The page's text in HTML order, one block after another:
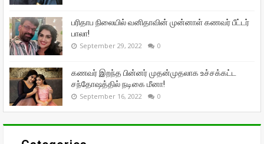
பரிதாப நிலையில் வனிதாவின் முன்னாள் கணவர் பீட்டர்
பாலா!
September 29, 2022 0
கணவர் இறந்த பின்னர் முதன்முதலாக உச்சக்கட்ட
சந்தோஷத்தில் நடிகை மீனா!
September 16, 2022 0